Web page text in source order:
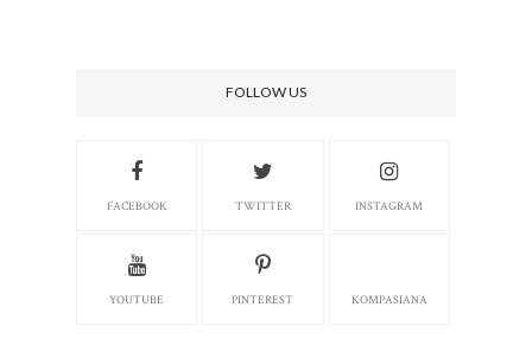
FOLLOW US
FACEBOOK TWITTER INSTAGRAM
YOUTUBE PINTEREST KOMPASIANA